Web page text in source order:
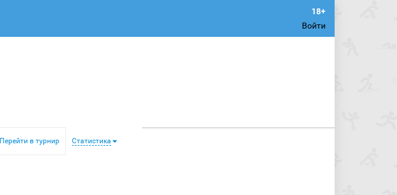
Войти
Перейти в турнир Статистика